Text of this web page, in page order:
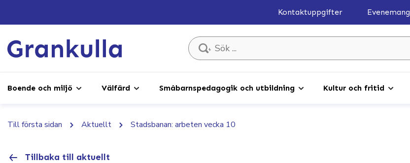
Kontaktuppgifter Evenemang
Sök ...
Boende och miljö Välfärd Småbarnspedagogik och utbildning Kultur och fritid
Till första sidan Aktuellt Stadsbanan: arbeten vecka 10
Tillbaka till aktuellt